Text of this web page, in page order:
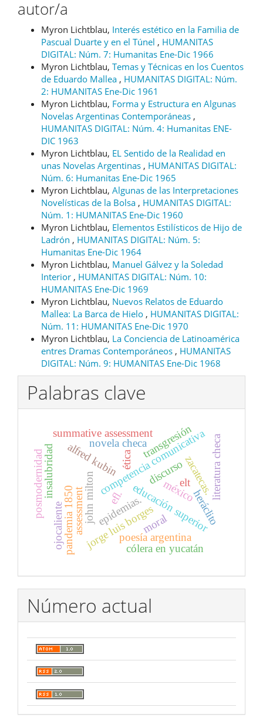
autor/a
Myron Lichtblau, Interés estético en la Familia de
Pascual Duarte y en el Túnel , HUMANITAS
DIGITAL: Núm. 7: Humanitas Ene-Dic 1966
Myron Lichtblau, Temas y Técnicas en los Cuentos
de Eduardo Mallea , HUMANITAS DIGITAL: Núm.
2: HUMANITAS Ene-Dic 1961
Myron Lichtblau, Forma y Estructura en Algunas
Novelas Argentinas Contemporáneas ,
HUMANITAS DIGITAL: Núm. 4: Humanitas ENE-
DIC 1963
Myron Lichtblau, EL Sentido de la Realidad en
unas Novelas Argentinas , HUMANITAS DIGITAL:
Núm. 6: Humanitas Ene-Dic 1965
Myron Lichtblau, Algunas de las Interpretaciones
Novelísticas de la Bolsa , HUMANITAS DIGITAL:
Núm. 1: HUMANITAS Ene-Dic 1960
Myron Lichtblau, Elementos Estilísticos de Hijo de
Ladrón , HUMANITAS DIGITAL: Núm. 5:
Humanitas Ene-Dic 1964
Myron Lichtblau, Manuel Gálvez y la Soledad
Interior , HUMANITAS DIGITAL: Núm. 10:
HUMANITAS Ene-Dic 1969
Myron Lichtblau, Nuevos Relatos de Eduardo
Mallea: La Barca de Hielo , HUMANITAS DIGITAL:
Núm. 11: HUMANITAS Ene-Dic 1970
Myron Lichtblau, La Conciencia de Latinoamérica
entres Dramas Contemporáneos , HUMANITAS
DIGITAL: Núm. 9: HUMANITAS Ene-Dic 1968
Palabras clave
discurso
competencia comunicativa
educación superior
jorge luis borges heráclito
john milton
poesía argentina
ética
moral
méxico
alfred kubin
novela checa literatura checa
assessment
summative assessment
elt
efl.
pandemia 1850
ojocaliente
zacatecas.
cólera en yucatán
insalubridad
epidemias.
posmodernidad
transgresión
Número actual